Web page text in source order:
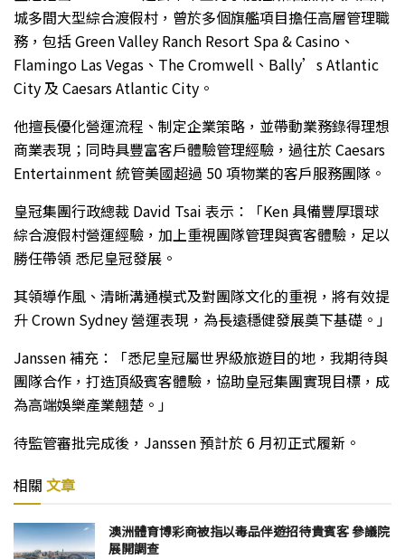
城多間大型綜合渡假村，曾於多個旗艦項目擔任高層管理職
務，包括 Green Valley Ranch Resort Spa & Casino、
Flamingo Las Vegas、The Cromwell、Bally’s Atlantic
City 及 Caesars Atlantic City。
他擅長優化營運流程、制定企業策略，並帶動業務錄得理想
商業表現；同時具豐富客戶體驗管理經驗，過往於 Caesars
Entertainment 統管美國超過 50 項物業的客戶服務團隊。
皇冠集團行政總裁 David Tsai 表示：「Ken 具備豐厚環球
綜合渡假村營運經驗，加上重視團隊管理與賓客體驗，足以
勝任帶領 悉尼皇冠發展。
其領導作風、清晰溝通模式及對團隊文化的重視，將有效提
升 Crown Sydney 營運表現，為長遠穩健發展奠下基礎。」
Janssen 補充：「悉尼皇冠屬世界級旅遊目的地，我期待與
團隊合作，打造頂級賓客體驗，協助皇冠集團實現目標，成
為高端娛樂產業翹楚。」
待監管審批完成後，Janssen 預計於 6 月初正式履新。
相關 文章
澳洲體育博彩商被指以毒品伴遊招待貴賓客 參議院
展開調查